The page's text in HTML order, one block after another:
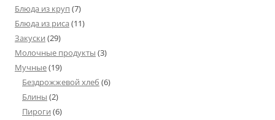
Блюда из круп (7)
Блюда из риса (11)
Закуски (29)
Молочные продукты (3)
Мучные(19)
Бездрожжевой хлеб (6)
Блины (2)
Пироги (6)